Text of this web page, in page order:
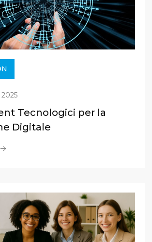
Tecnologici per la
Digitale